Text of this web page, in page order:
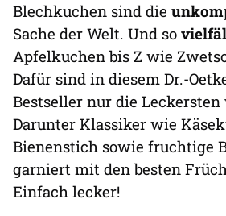
Blechkuchen sind die
Sache der Welt. Und so
Apfelkuchen bis Z wie
Dafür sind in diesem Dr.-
Bestseller nur die
Darunter Klassiker wie
Bienenstich sowie fruchtige
garniert mit den besten
Einfach lecker!